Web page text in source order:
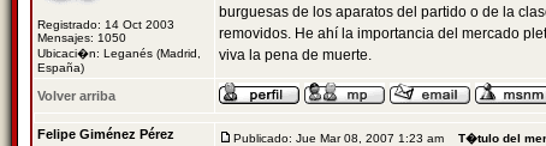
Registrado: 14 Oct 2003
Mensajes: 1050
Ubicaci�n: Leganés (Madrid,
España)
burguesas de los aparatos del partido o de la
removidos. He ahí la importancia del mercado
viva la pena de muerte.
Volver arriba
Felipe Giménez Pérez Publicado: Jue Mar 08, 2007 1:23 am T�tulo del